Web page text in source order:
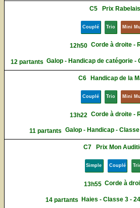
C5 Prix Rabelais
Couplé Trio Mini
12h50 Corde à droite -
12 partants Galop - Handicap de catégorie -
C6 Handicap de la
Couplé Trio Mini
13h22 Corde à droite -
11 partants Galop - Handicap -
C7 Prix Mon
Simple Couplé
13h55 Corde à
14 partants Haies - Classe 3 -